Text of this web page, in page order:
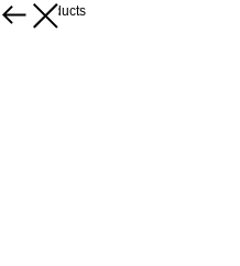
More products